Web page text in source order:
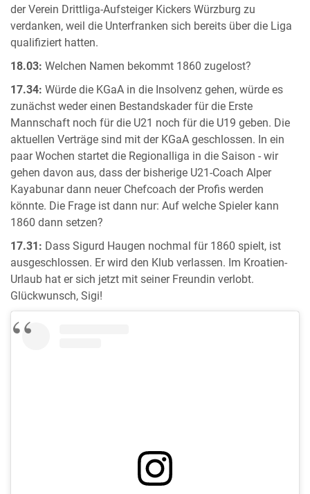
der Verein Drittliga-Aufsteiger Kickers Würzburg zu
verdanken, weil die Unterfranken sich bereits über die Liga
qualifiziert hatten.
18.03: Welchen Namen bekommt 1860 zugelost?
17.34: Würde die KGaA in die Insolvenz gehen, würde es
zunächst weder einen Bestandskader für die Erste
Mannschaft noch für die U21 noch für die U19 geben. Die
aktuellen Verträge sind mit der KGaA geschlossen. In ein
paar Wochen startet die Regionalliga in die Saison - wir
gehen davon aus, dass der bisherige U21-Coach Alper
Kayabunar dann neuer Chefcoach der Profis werden
könnte. Die Frage ist dann nur: Auf welche Spieler kann
1860 dann setzen?
17.31: Dass Sigurd Haugen nochmal für 1860 spielt, ist
ausgeschlossen. Er wird den Klub verlassen. Im Kroatien-
Urlaub hat er sich jetzt mit seiner Freundin verlobt.
Glückwunsch, Sigi!